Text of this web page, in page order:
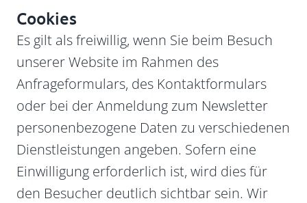
Cookies
Es gilt als freiwillig, wenn Sie beim Besuch
unserer Website im Rahmen des
Anfrageformulars, des Kontaktformulars
oder bei der Anmeldung zum Newsletter
personenbezogene Daten zu verschiedenen
Dienstleistungen angeben. Sofern eine
Einwilligung erforderlich ist, wird dies für
den Besucher deutlich sichtbar sein. Wir